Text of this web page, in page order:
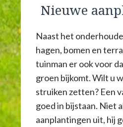
Nieuwe
Naast het
hagen, bomen en
tuinman er ook voor
groen bijkomt. Wilt u
struiken zetten? Een
goed in bijstaan. Niet
aanplantingen uit, hij